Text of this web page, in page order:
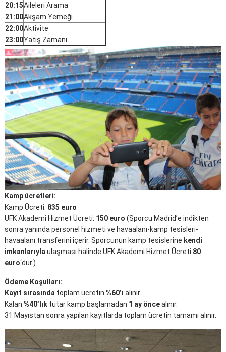
20:15Aileleri Arama
21:00Akşam Yemeği
22:00Aktivite
23:00Yatış Zamanı
Kamp ücretleri:
Kamp Ücreti: 835 euro
UFK Akademi Hizmet Ücreti: 150 euro (Sporcu Madrid’e indikten
sonra yanında personel hizmeti ve havaalanı-kamp tesisleri-
havaalanı transferini içerir. Sporcunun kamp tesislerine kendi
imkanlarıyla ulaşması halinde UFK Akademi Hizmet Ücreti 80
euro‘dur.)
Ödeme Koşulları:
Kayıt sırasında toplam ücretin%60’ı alınır.
Kalan%40’lık tutar kamp başlamadan 1 ay öncealınır.
31 Mayıstan sonra yapılan kayıtlarda toplam ücretin tamamı alınır.